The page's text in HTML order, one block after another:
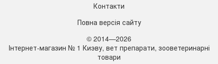
Контакти
Повна версія сайту
© 2014—2026
Інтернет-магазин № 1 Киэву, вет препарати, зооветеринарні
товари